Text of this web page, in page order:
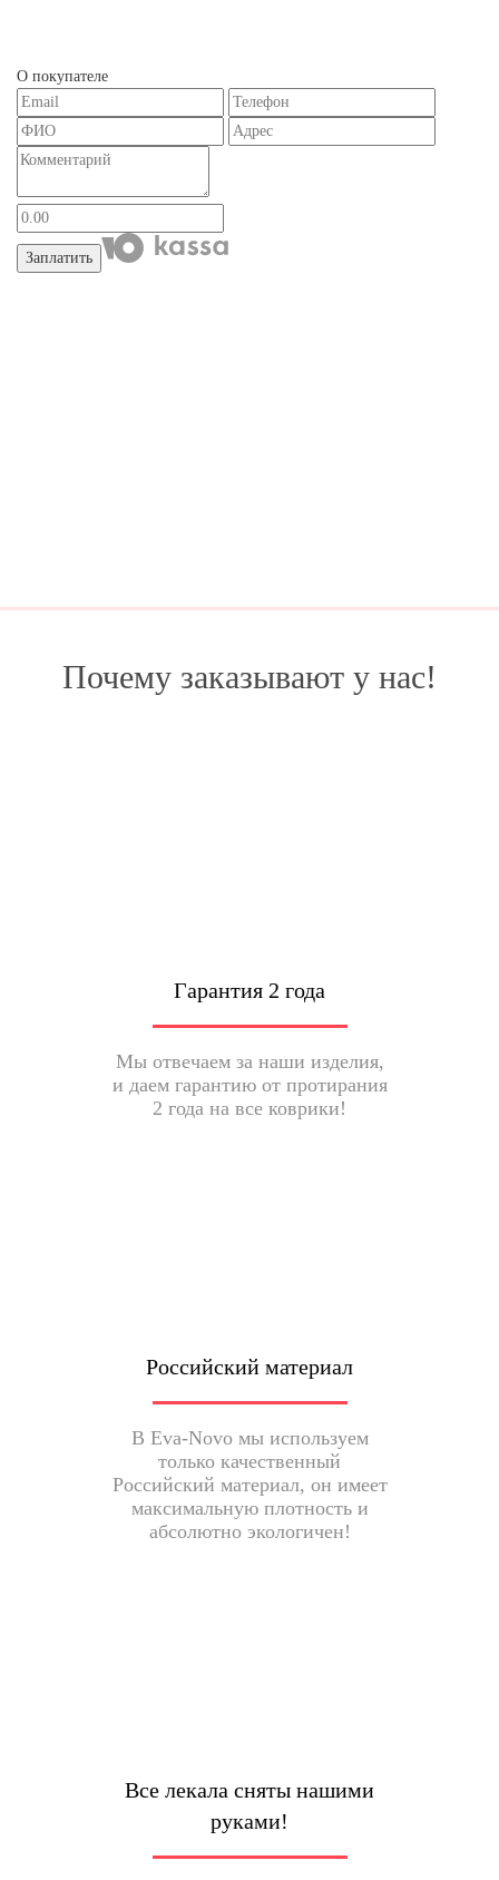
О покупателе
Заплатить
Почему заказывают у нас!
Гарантия 2 года
Мы отвечаем за наши изделия,
и даем гарантию от протирания
2 года на все коврики!
Российский материал
В Eva-Novo мы используем
только качественный
Российский материал, он имеет
максимальную плотность и
абсолютно экологичен!
Все лекала сняты нашими
руками!